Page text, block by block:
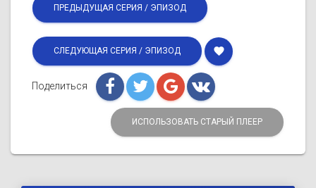
ПРЕДЫДУЩАЯ СЕРИЯ / ЭПИЗОД
СЛЕДУЮЩАЯ СЕРИЯ / ЭПИЗОД favorite
Поделиться
ИСПОЛЬЗОВАТЬ СТАРЫЙ ПЛЕЕР